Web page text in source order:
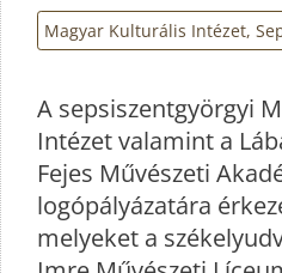
Magyar Kulturális Intézet,
A sepsiszentgyörgyi
Intézet valamint a
Fejes Művészeti
logópályázatára
melyeket a